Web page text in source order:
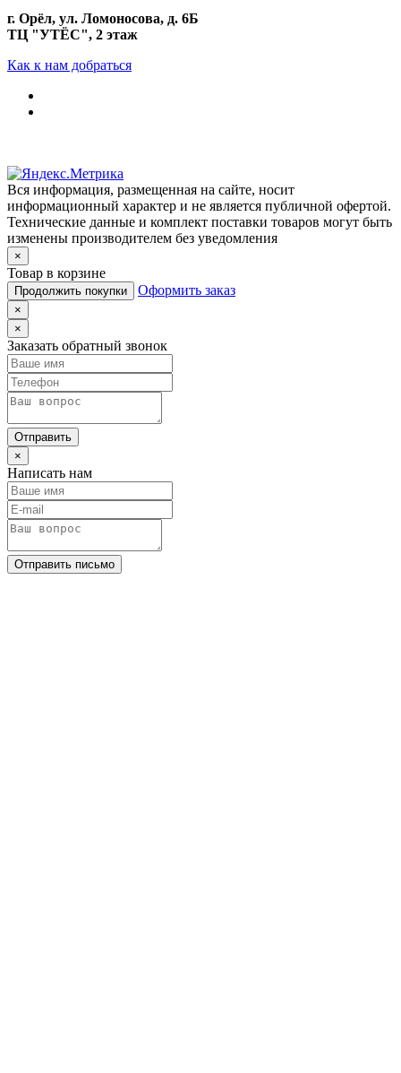
г. Орёл, ул. Ломоносова, д. 6Б
ТЦ "УТЁС", 2 этаж
Как к нам добраться
Вся информация, размещенная на сайте, носит
информационный характер и не является публичной офертой.
Технические данные и комплект поставки товаров могут быть
изменены производителем без уведомления
×
Товар в корзине
Продолжить покупки Оформить заказ
×
×
Заказать обратный звонок
Отправить
×
Написать нам
Отправить письмо